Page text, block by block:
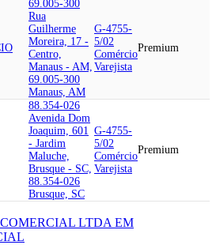
69.005-300
Rua
Guilherme
Moreira, 17 -
Centro,
Manaus - AM,
69.005-300
Manaus, AM
G-4755-
5/02
Comércio
Varejista
Premium
88.354-026
Avenida Dom
Joaquim, 601
- Jardim
Maluche,
Brusque - SC,
88.354-026
Brusque, SC
G-4755-
5/02
Comércio
Varejista
Premium
LTDA EM